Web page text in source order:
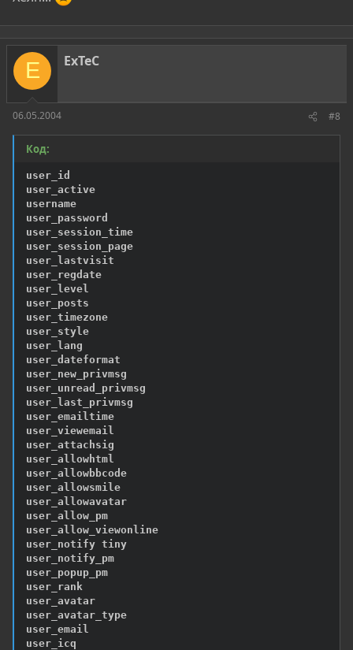
E ExTeC
06.05.2004 #8
Код:
user_id
user_active
username
user_password
user_session_time
user_session_page
user_lastvisit
user_regdate
user_level
user_posts
user_timezone
user_style
user_lang
user_dateformat
user_new_privmsg
user_unread_privmsg
user_last_privmsg
user_emailtime
user_viewemail
user_attachsig
user_allowhtml
user_allowbbcode
user_allowsmile
user_allowavatar
user_allow_pm
user_allow_viewonline
user_notify	tiny
user_notify_pm
user_popup_pm
user_rank
user_avatar
user_avatar_type
user_email
user_icq